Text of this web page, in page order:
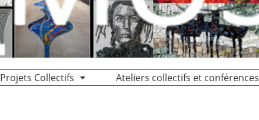
Projets Collectifs Ateliers collectifs et conférences